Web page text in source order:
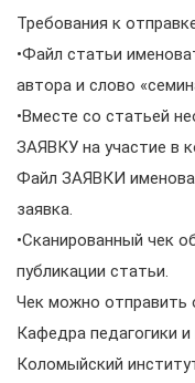
Требования к
•Файл статьи
автора и слово
•Вместе со статьей
ЗАЯВКУ на участие в
Файл ЗАЯВКИ
заявка.
•Сканированный чек
публикации статьи.
Чек можно отправить
Кафедра педагогики и
Коломыйский